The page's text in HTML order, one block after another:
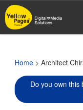
Skip
to
main
Home > Architect
Do you own this